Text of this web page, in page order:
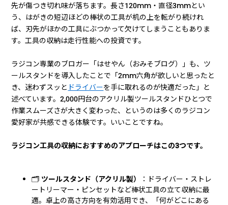
先が傷つき切れ味が落ちます。長さ120mm・直径3mmとい
う、はがきの短辺ほどの棒状の工具が机の上を転がり続けれ
ば、刃先がほかの工具にぶつかって欠けてしまうこともありま
す。工具の収納は走行性能への投資です。
ラジコン専業のブロガー「はせやん（おみそブログ）」も、ツ
ールスタンドを導入したことで「2mm六角が欲しいと思ったと
き、迷わずスッと ドライバーを手に取れるのが快適だった」と
述べています。2,000円台のアクリル製ツールスタンドひとつで
作業スムーズさが大きく変わった、というのは多くのラジコン
愛好家が共感できる体験です。いいことですね。
ラジコン工具の収納におすすめのアプローチはこの3つです。
🗂️ ツールスタンド（アクリル製）
：ドライバー・ストレ
ートリーマー・ピンセットなど棒状工具の立て収納に最
適。卓上の高さ方向を有効活用でき、「何がどこにある